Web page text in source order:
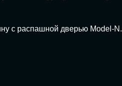
с распашной дверью Model-N.